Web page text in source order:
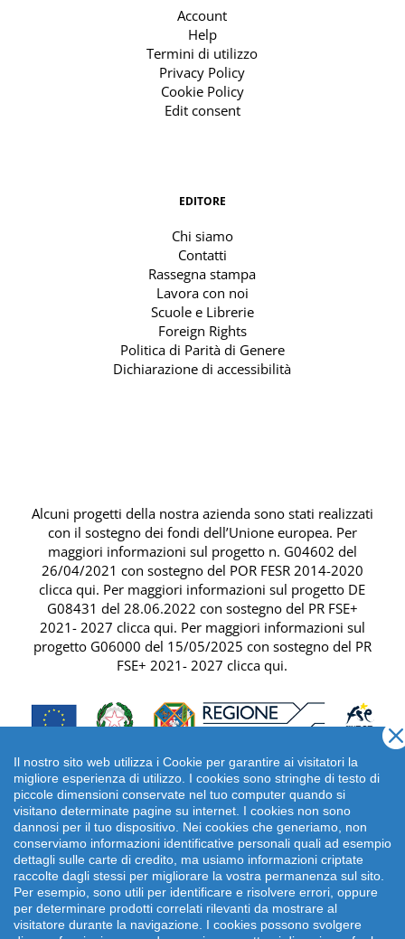
Il nostro sito web utilizza i Cookie per garantire ai visitatori la
migliore esperienza di utilizzo. I cookies sono stringhe di testo di
piccole dimensioni conservate nel tuo computer quando si
visitano determinate pagine su internet. I cookies non sono
dannosi per il tuo dispositivo. Nei cookies che generiamo, non
conserviamo informazioni identificative personali quali ad esempio
dettagli sulle carte di credito, ma usiamo informazioni criptate
raccolte dagli stessi per migliorare la vostra permanenza sul sito.
Per esempio, sono utili per identificare e risolvere errori, oppure
per determinare prodotti correlati rilevanti da mostrare al
visitatore durante la navigazione. I cookies possono svolgere
Account
Help
Termini di utilizzo
Privacy Policy
Cookie Policy
Edit consent
EDITORE
Chi siamo
Contatti
Rassegna stampa
Lavora con noi
Scuole e Librerie
Foreign Rights
Politica di Parità di Genere
Dichiarazione di accessibilità
Alcuni progetti della nostra azienda sono stati realizzati
con il sostegno dei fondi dell’Unione europea. Per
maggiori informazioni sul progetto n. G04602 del
26/04/2021 con sostegno del POR FESR 2014-2020
clicca qui. Per maggiori informazioni sul progetto DE
G08431 del 28.06.2022 con sostegno del PR FSE+
2021- 2027 clicca qui. Per maggiori informazioni sul
progetto G06000 del 15/05/2025 con sostegno del PR
FSE+ 2021- 2027 clicca qui.
Copyright 2026 emonsitalia srl. | Viale della Piramide